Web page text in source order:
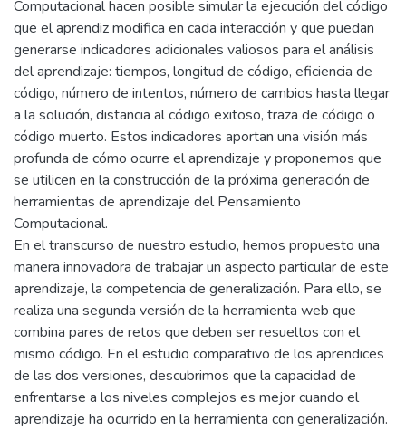
Computacional hacen posible simular la ejecución del código
que el aprendiz modifica en cada interacción y que puedan
generarse indicadores adicionales valiosos para el análisis
del aprendizaje: tiempos, longitud de código, eficiencia de
código, número de intentos, número de cambios hasta llegar
a la solución, distancia al código exitoso, traza de código o
código muerto. Estos indicadores aportan una visión más
profunda de cómo ocurre el aprendizaje y proponemos que
se utilicen en la construcción de la próxima generación de
herramientas de aprendizaje del Pensamiento
Computacional.
En el transcurso de nuestro estudio, hemos propuesto una
manera innovadora de trabajar un aspecto particular de este
aprendizaje, la competencia de generalización. Para ello, se
realiza una segunda versión de la herramienta web que
combina pares de retos que deben ser resueltos con el
mismo código. En el estudio comparativo de los aprendices
de las dos versiones, descubrimos que la capacidad de
enfrentarse a los niveles complejos es mejor cuando el
aprendizaje ha ocurrido en la herramienta con generalización.